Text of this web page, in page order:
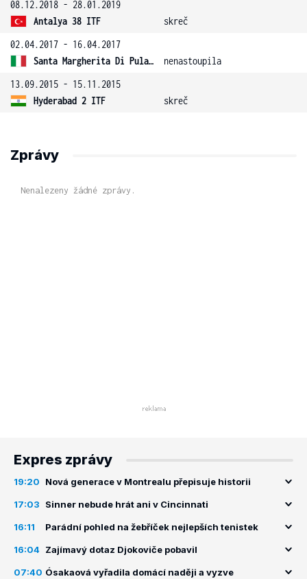
08.12.2018 - 28.01.2019
Antalya 38 ITF
skreč
02.04.2017 - 16.04.2017
Santa Margherita Di Pula 3 ITF
nenastoupila
13.09.2015 - 15.11.2015
Hyderabad 2 ITF
skreč
Zprávy
Nenalezeny žádné zprávy.
Expres zprávy
19:20 Nová generace v Montrealu přepisuje historii
17:03 Sinner nebude hrát ani v Cincinnati
16:11 Parádní pohled na žebříček nejlepších tenistek
16:04 Zajímavý dotaz Djokoviče pobavil
07:40 Ósakaová vyřadila domácí naději a vyzve